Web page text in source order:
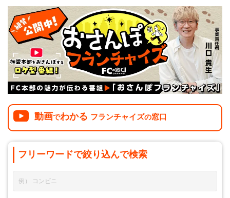
無店舗系
小売業
介護・福祉業
美容・健康業
海外FC本部
インターン独立・社員募集
301万円～500万円
501万円～1000万円
1001万円以上
東北
甲信越・北陸
関東
東海
近畿
四国
九州・沖縄
総合ランキング
介護
塾
飲食
リペアクリーニング
100万以下で開業
脱サラで開業
法人様オススメ
説明会
イベント
お役立ち情報コラム
会員登録 ログイン
動画でわかる フランチャイズの窓口
フリーワードで絞り込んで検索